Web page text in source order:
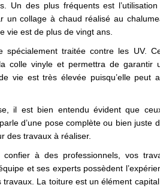
Un des plus fréquents est
un collage à chaud réalisé au
vie est de plus de vingt ans.
traitée contre les UV.
colle vinyle et permettra de garantir
vie est très élevée puisqu’elle peut
il est bien entendu évident que
d’une pose complète ou bien juste
des travaux à réaliser.
à des professionnels, vos
et ses experts possèdent
La toiture est un élément